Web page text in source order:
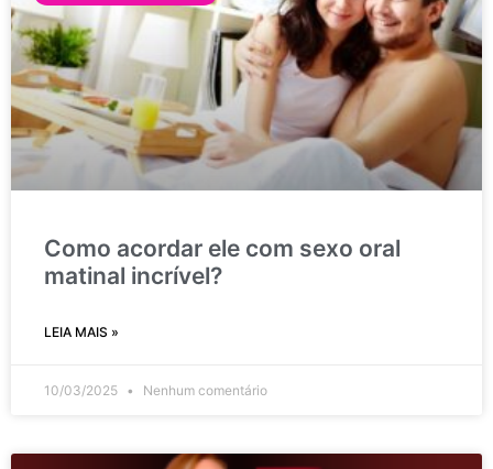
Como acordar ele com sexo oral
matinal incrível?
LEIA MAIS »
10/03/2025 Nenhum comentário